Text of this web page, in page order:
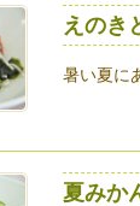
えのき
暑い夏に
夏みか